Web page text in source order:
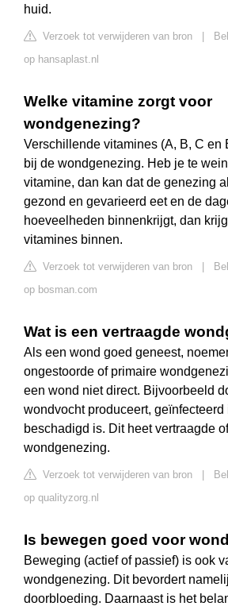
huid.
Verzoek tot verwijderen van bron
op hansaplast.nl
Welke vitamine zorgt voor
wondgenezing?
Verschillende vitamines (A, B, C en
bij de wondgenezing. Heb je te
vitamine, dan kan dat de genezing
gezond en gevarieerd eet en de
hoeveelheden binnenkrijgt, dan
vitamines binnen.
Verzoek tot verwijderen van bron
op bosman.com
Wat is een vertraagde
Als een wond goed geneest,
ongestoorde of primaire
een wond niet direct. Bijvoorbeeld
wondvocht produceert, geïnfecteerd
beschadigd is. Dit heet vertraagde
wondgenezing.
Verzoek tot verwijderen van bron
op qualityzorg.nl
Is bewegen goed voor
Beweging (actief of passief) is ook
wondgenezing. Dit bevordert
doorbloeding. Daarnaast is het